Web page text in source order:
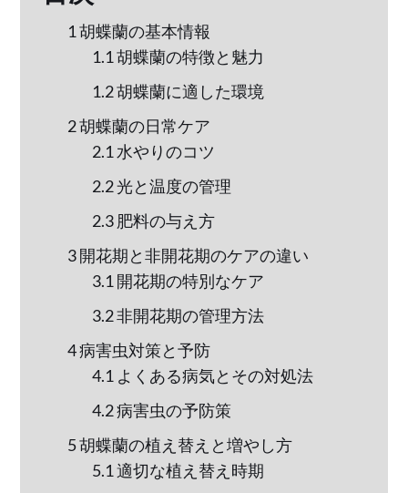
1胡蝶蘭の基本情報
1.1胡蝶蘭の特徴と魅力
1.2胡蝶蘭に適した環境
2胡蝶蘭の日常ケア
2.1 水やりのコツ
2.2光と温度の管理
2.3 肥料の与え方
3開花期と非開花期のケアの違い
3.1 開花期の特別なケア
3.2非開花期の管理方法
4病害虫対策と予防
4.1 よくある病気とその対処法
4.2病害虫の予防策
5胡蝶蘭の植え替えと増やし方
5.1適切な植え替え時期